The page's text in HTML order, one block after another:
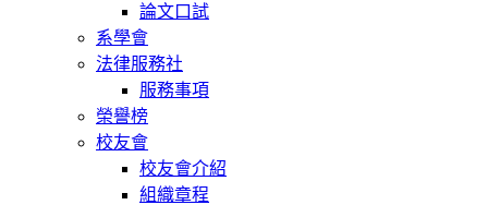
論文口試
系學會
法律服務社
服務事項
榮譽榜
校友會
校友會介紹
組織章程